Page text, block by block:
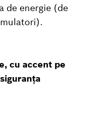
de energie (de
cu accent pe